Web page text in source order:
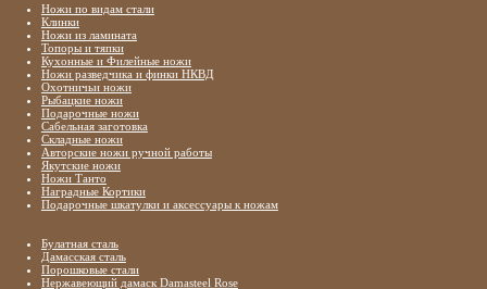
Ножи по видам стали
Клинки
Ножи из ламината
Топоры и тяпки
Кухонные и Филейные ножи
Ножи разведчика и финки НКВД
Охотничьи ножи
Рыбацкие ножи
Подарочные ножи
Сабельная заготовка
Складные ножи
Авторские ножи ручной работы
Якутские ножи
Ножи Танто
Наградные Кортики
Подарочные шкатулки и аксессуары к ножам
Булатная сталь
Дамасская сталь
Порошковые стали
Нержавеющий дамаск Damasteel Rose